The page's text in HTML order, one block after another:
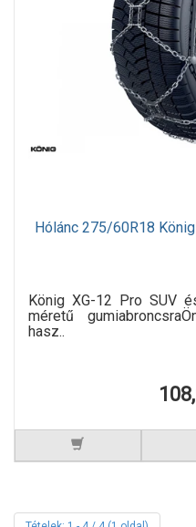
Hólánc 275/60R18
König XG-12 Pro SUV
méretű
hasz..